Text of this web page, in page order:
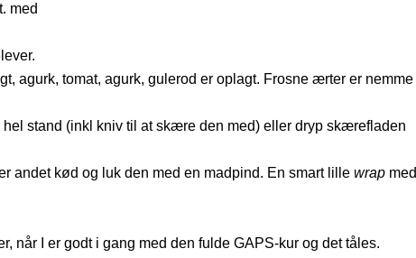
med
agurk, tomat, agurk, gulerod er oplagt. Frosne ærter er nemme
stand (inkl kniv til at skære den med) eller dryp skærefladen
andet kød og luk den med en madpind. En smart lille wrap med
når I er godt i gang med den fulde GAPS-kur og det tåles.